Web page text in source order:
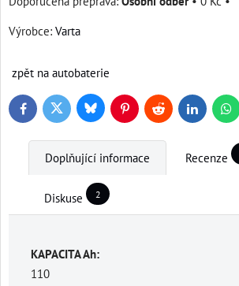
Výrobce: Varta
zpět na autobaterie
FacebookTwitter BlueskyPinterestReddit LinkedIn
Doplňující informace Recenze
Diskuse 2
KAPACITA Ah:
110